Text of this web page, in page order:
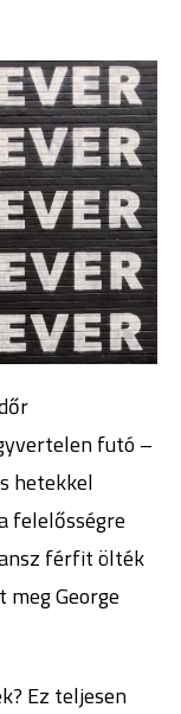
futó –
hetekkel
felelősségre
férfit ölték
George
Ez teljesen